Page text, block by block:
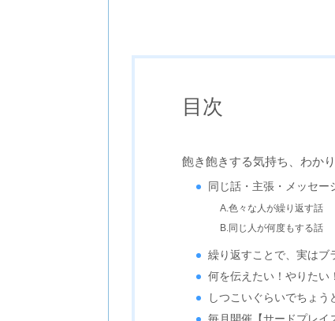
目次
飽き飽きする気持ち、わか
同じ話・主張・メッセー
A.色々な人が繰り返す話
B.同じ人が何度もする話
繰り返すことで、実はブ
何を伝えたい！やりたい
しつこいぐらいでちょう